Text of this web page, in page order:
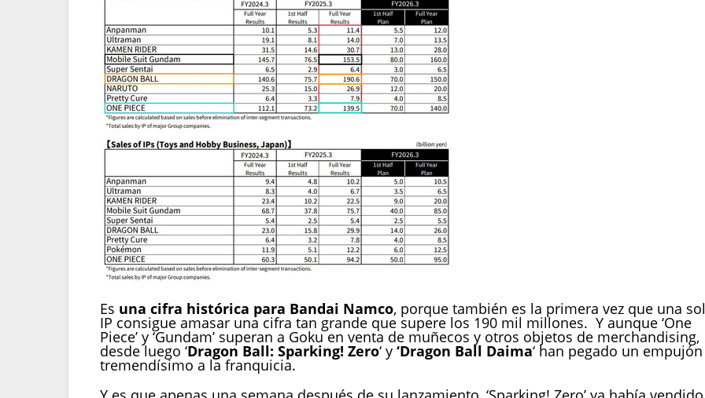
Es una cifra histórica para Bandai Namco, porque también es la primera vez que una
IP consigue amasar una cifra tan grande que supere los 190 mil millones. Y aunque ‘One
Piece’ y ‘Gundam’ superan a Goku en venta de muñecos y otros objetos de merchandising,
desde luego ‘Dragon Ball: Sparking! Zero‘ y ‘Dragon Ball Daima‘ han pegado un empujón
tremendísimo a la franquicia.